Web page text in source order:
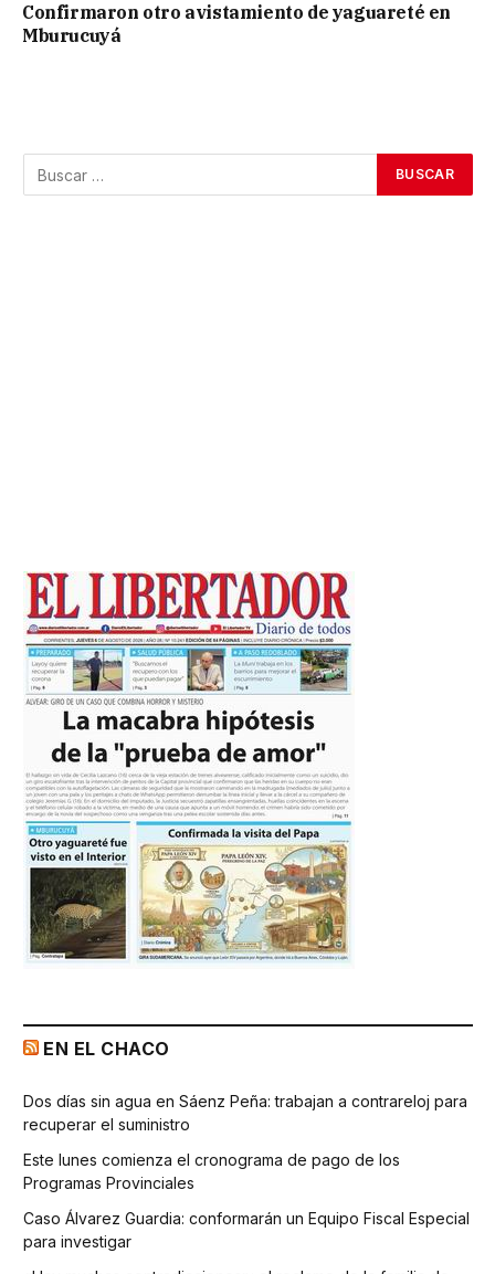
Confirmaron otro avistamiento de yaguareté en
Mburucuyá
EN EL CHACO
Dos días sin agua en Sáenz Peña: trabajan a contrareloj para
recuperar el suministro
Este lunes comienza el cronograma de pago de los
Programas Provinciales
Caso Álvarez Guardia: conformarán un Equipo Fiscal Especial
para investigar